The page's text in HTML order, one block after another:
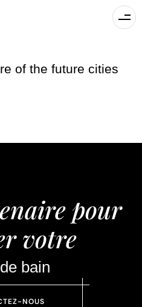
of the future cities
pour
votre
bain
NOUS